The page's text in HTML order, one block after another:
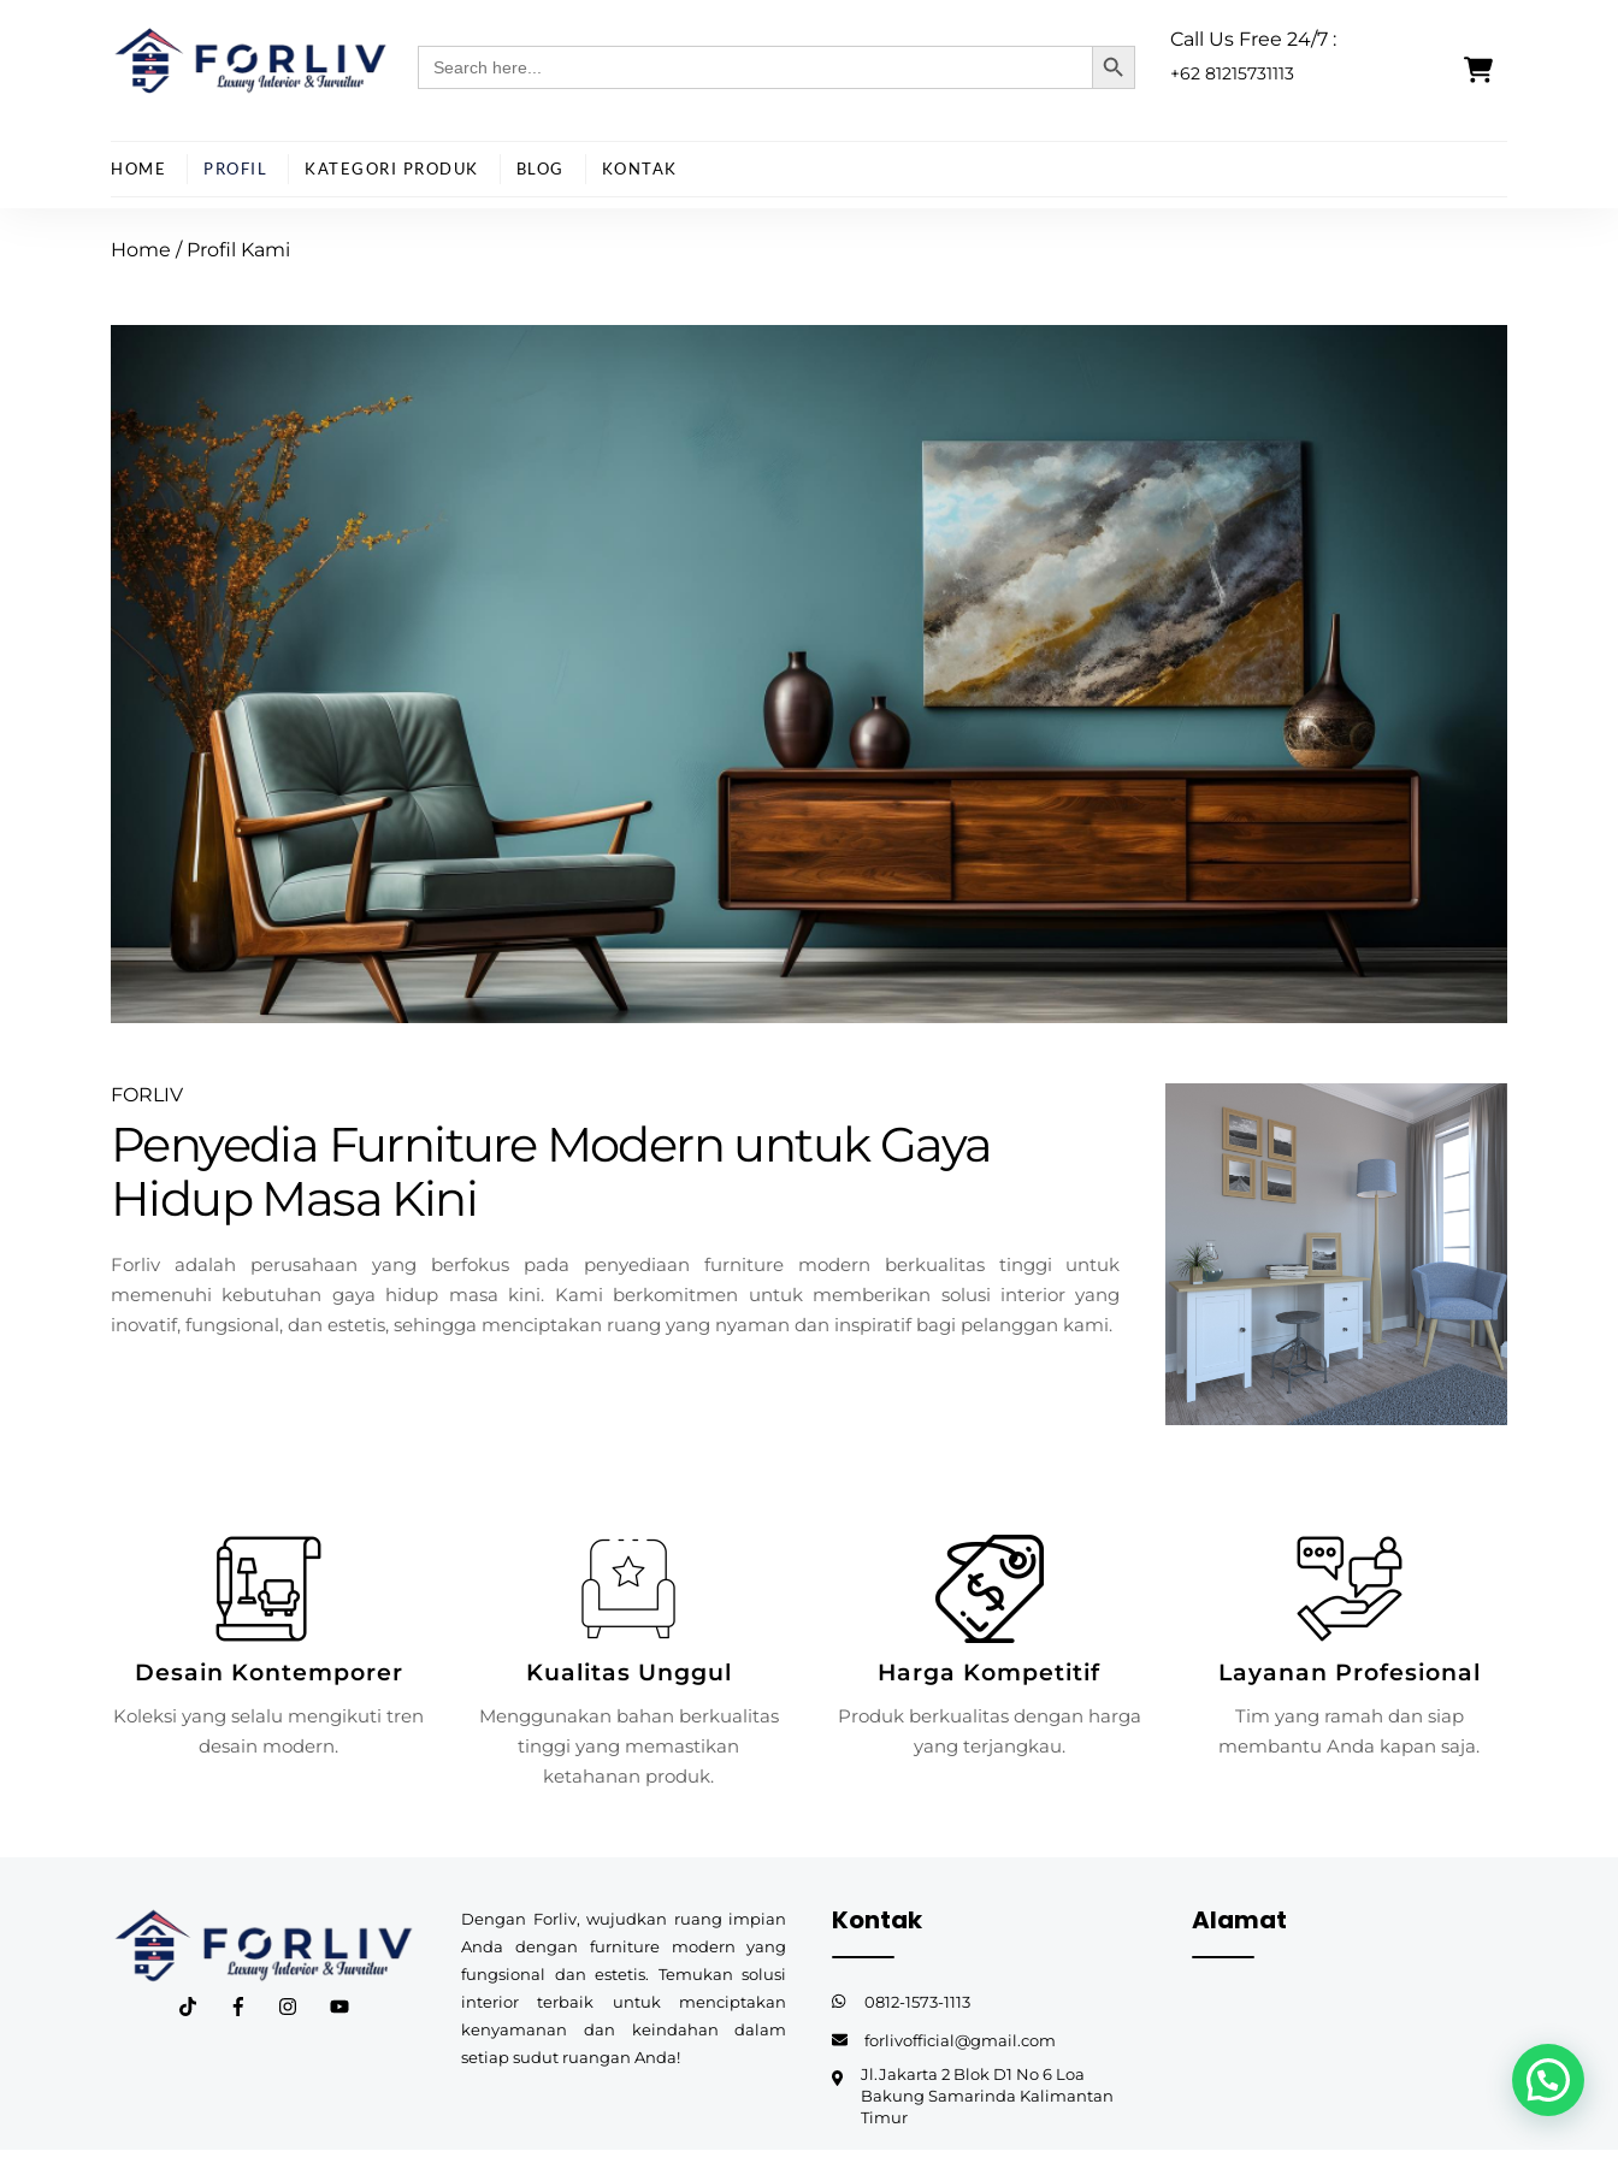
HOME PROFIL KATEGORI PRODUK BLOG KONTAK
Search
for:
SEARCH BUTTON Call Us Free 24/7 :
+62 81215731113
Icon
Home / Profil Kami
FORLIV
Penyedia Furniture Modern untuk Gaya
Hidup Masa Kini
Forliv adalah perusahaan yang berfokus pada penyediaan furniture modern berkualitas tinggi untuk
memenuhi kebutuhan gaya hidup masa kini. Kami berkomitmen untuk memberikan solusi interior yang
inovatif, fungsional, dan estetis, sehingga menciptakan ruang yang nyaman dan inspiratif bagi pelanggan kami.
Desain Kontemporer
Koleksi yang selalu mengikuti tren
desain modern.
Kualitas Unggul
Menggunakan bahan berkualitas
tinggi yang memastikan
ketahanan produk.
Harga Kompetitif
Produk berkualitas dengan harga
yang terjangkau.
Layanan Profesional
Tim yang ramah dan siap
membantu Anda kapan saja.
Dengan Forliv, wujudkan ruang impian
Anda dengan furniture modern yang
fungsional dan estetis. Temukan solusi
interior terbaik untuk menciptakan
kenyamanan dan keindahan dalam
setiap sudut ruangan Anda!
Kontak
0812-1573-1113
forlivofficial@gmail.com
Jl.Jakarta 2 Blok D1 No 6 Loa
Bakung Samarinda Kalimantan
Timur
Alamat